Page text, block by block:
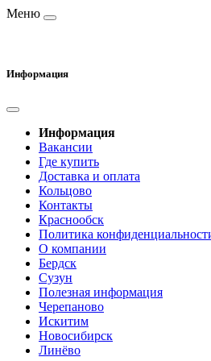
Меню
Информация
Информация
Вакансии
Где купить
Доставка и оплата
Кольцово
Контакты
Краснообск
Политика
О компании
Бердск
Сузун
Полезная информация
Черепаново
Искитим
Новосибирск
Линёво